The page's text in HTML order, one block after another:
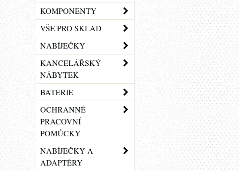
KOMPONENTY
VŠE PRO SKLAD
NABÍJEČKY
KANCELÁŘSKÝ
NÁBYTEK
BATERIE
OCHRANNÉ
PRACOVNÍ
POMŮCKY
NABÍJEČKY A
ADAPTÉRY